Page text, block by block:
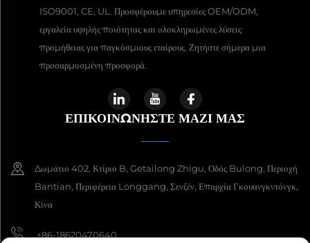
ISO9001, CE, UL. Προσφέρουμε υπηρεσίες OEM/ODM,
εργαλεία υψηλής ποιότητας και ολοκληρωμένες λύσεις
προμήθειας για παγκόσμιους εταίρους. Ζητήστε σήμερα μια
προσαρμοσμένη προσφορά.
ΕΠΙΚΟΙΝΩΝΉΣΤΕ ΜΑΖΊ ΜΑΣ
Δωμάτιο 402, Κτίριο B, Getailong Zhigu, Οδός Bulong, Περιοχή
Bantian, Περιφέρεια Longgang, Σενζέν, Επαρχία Γκουανγκντόνγκ,
Κίνα
+86-18620470640